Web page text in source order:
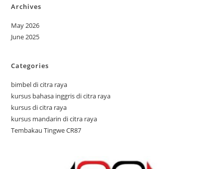
Archives
May 2026
June 2025
Categories
bimbel di citra raya
kursus bahasa inggris di citra raya
kursus di citra raya
kursus mandarin di citra raya
Tembakau Tingwe CR87